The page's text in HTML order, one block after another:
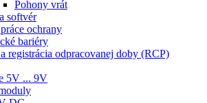
Pohony vrát
softvér
ochrany
bariéry
registrácia odpracovanej doby (RCP)
5V ... 9V